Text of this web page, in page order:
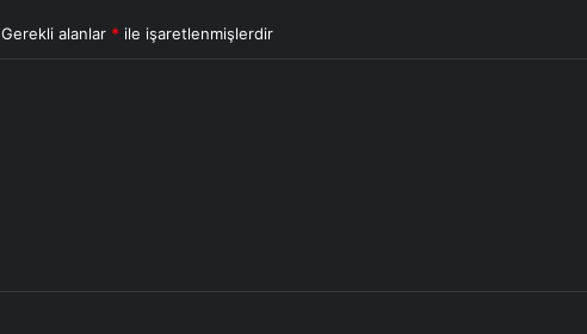
Gerekli alanlar * ile işaretlenmişlerdir